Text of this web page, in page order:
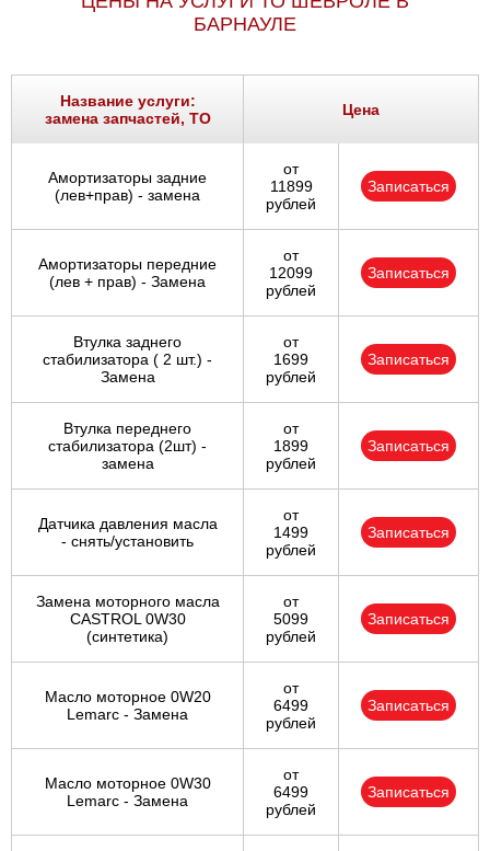
CAPRICE CAPTIVA CAVALIER
CHEVROLET COBALT CORSA
IMPALA K2500 KALOS
LACETTI LANOS LUMINA
MATIZ
NUBIRA ORLANDO REZZO
SUBURBAN TRACKER
TRAILBLAZER TRANS VENTURE
БАРНАУЛЕ
Название услуги:
замена запчастей, ТО
Цена
Амортизаторы задние
(лев+прав) - замена
от
11899
рублей
Записаться
Амортизаторы передние
(лев + прав) - Замена
от
12099
рублей
Записаться
Втулка заднего
стабилизатора ( 2 шт.) -
Замена
от
1699
рублей
Записаться
Втулка переднего
стабилизатора (2шт) -
замена
от
1899
рублей
Записаться
Датчика давления масла
- снять/установить
от
1499
рублей
Записаться
Замена моторного масла
CASTROL 0W30
(синтетика)
от
5099
рублей
Записаться
Масло моторное 0W20
Lemarc - Замена
от
6499
рублей
Записаться
Масло моторное 0W30
Lemarc - Замена
от
6499
рублей
Записаться